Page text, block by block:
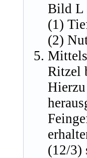
Bild L
(1)
(2)
Ritzel
(12/3)